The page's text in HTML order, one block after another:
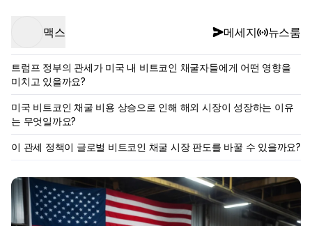
맥스 메세지 뉴스룸
트럼프 정부의 관세가 미국 내 비트코인 채굴자들에게 어떤 영향을
미치고 있을까요?
미국 비트코인 채굴 비용 상승으로 인해 해외 시장이 성장하는 이유
는 무엇일까요?
이 관세 정책이 글로벌 비트코인 채굴 시장 판도를 바꿀 수 있을까요?